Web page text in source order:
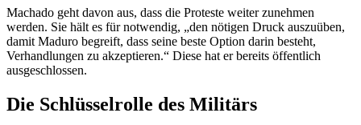
Machado geht davon aus, dass die Proteste weiter zunehmen
werden. Sie hält es für notwendig, „den nötigen Druck auszuüben,
damit Maduro begreift, dass seine beste Option darin besteht,
Verhandlungen zu akzeptieren.“ Diese hat er bereits öffentlich
ausgeschlossen.
Die Schlüsselrolle des Militärs